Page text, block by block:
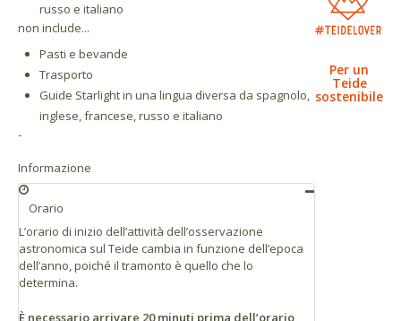
russo e italiano
non include...
Pasti e bevande
Trasporto
Guide Starlight in una lingua diversa da spagnolo,
inglese, francese, russo e italiano
-
Informazione
Orario
L’orario di inizio dell’attività dell’osservazione
astronomica sul Teide cambia in funzione dell’epoca
dell’anno, poiché il tramonto è quello che lo
determina.
È necessario arrivare 20 minuti prima dell’orario
Per un
Teide
sostenibile